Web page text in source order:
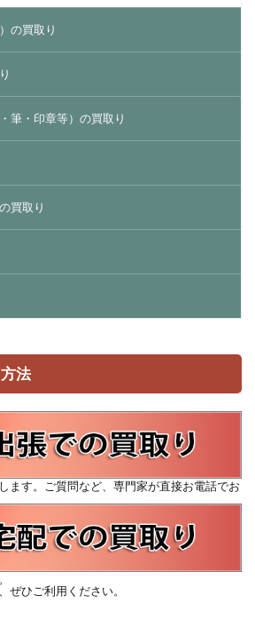
の買取り
筆・印章等）の買取り
買取り
法
ます。ご質問など、専門家が直接お電話でお
ぜひご利用ください。